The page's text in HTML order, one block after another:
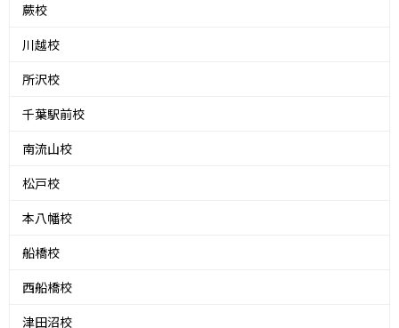
蕨校
川越校
所沢校
千葉駅前校
南流山校
松戸校
本八幡校
船橋校
西船橋校
津田沼校